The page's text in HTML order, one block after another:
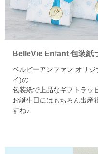
BelleVie Enfant 包装紙
ベルビーアンファン オリジ
イ)の
包装紙で上品なギフトラッ
お誕生日にはもちろん出産
すね♪